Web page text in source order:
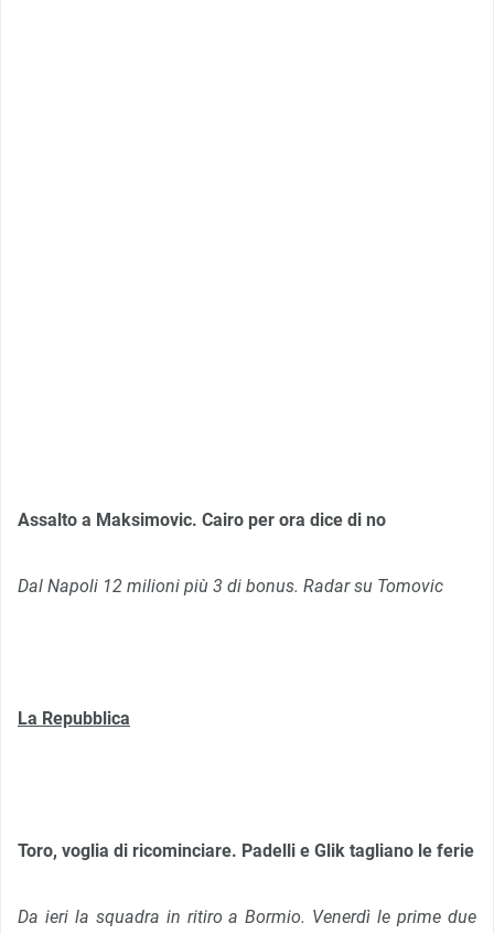
Assalto a Maksimovic. Cairo per ora dice di no
Dal Napoli 12 milioni più 3 di bonus. Radar su Tomovic
La Repubblica
Toro, voglia di ricominciare. Padelli e Glik tagliano le ferie
Da ieri la squadra in ritiro a Bormio. Venerdì le prime due